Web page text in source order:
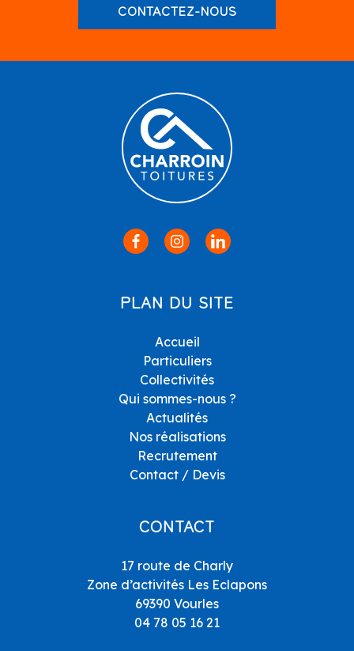
CONTACTEZ-NOUS
PLAN DU SITE
Accueil
Particuliers
Collectivités
Qui sommes-nous ?
Actualités
Nos réalisations
Recrutement
Contact / Devis
CONTACT
17 route de Charly
Zone d’activités Les Eclapons
69390 Vourles
04 78 05 16 21